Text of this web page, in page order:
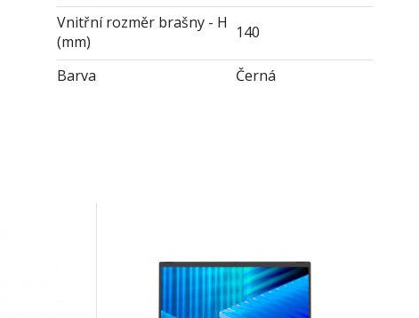
Vnitřní rozměr brašny - H
(mm)
140
Barva Černá